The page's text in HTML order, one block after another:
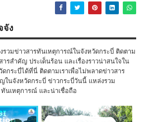
จัง
รวมข่าวสารทันเหตุการณ์ในจังหวัดกระบี่ ติดตาม
ารสำคัญ ประเด็นร้อน และเรื่องราวน่าสนใจใน
ดกระบี่ได้ที่นี่ ติดตามเราเพื่อไม่พลาดข่าวสาร
ในจังหวัดกระบี่ ข่าวกระบี่วันนี้ แหล่งรวม
นเหตุการณ์ และน่าเชื่อถือ